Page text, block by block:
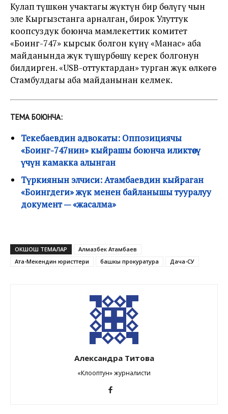
Кулап түшкөн учактагы жүктүн бир бөлүгү чын
эле Кыргызстанга арналган, бирок Улуттук
коопсуздук боюнча мамлекеттик комитет
«Боинг-747» кырсык болгон күнү «Манас» аба
майданында жүк түшүрбөшү керек болгонун
билдирген. «USB-оттуктардан» турган жүк өлкөгө
Стамбулдагы аба майданынан келмек.
ТЕМА БОЮНЧА:
Текебаевдин адвокаты: Оппозициячы
«Боинг-747нин» кыйрашы боюнча иликтөөсү
үчүн камакка алынган
Түркиянын элчиси: Атамбаевдин кыйраган
«Боингдеги» жүк менен байланышы тууралуу
документ — «жасалма»
ОКШОШ ТЕМАЛАР
Алмазбек Атамбаев
Ата-Мекендин юристтери
башкы прокуратура Дача-СУ
Александра Титова
«Клооптун» журналисти